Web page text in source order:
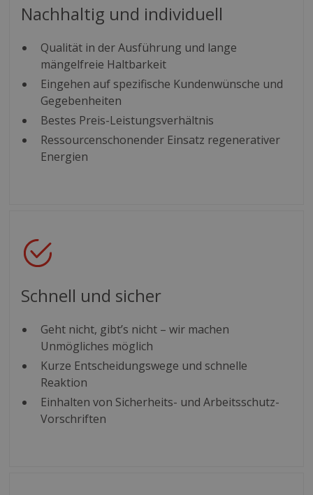
Nachhaltig und individuell
Qualität in der Ausführung und lange
mängelfreie Haltbarkeit
Eingehen auf spezifische Kundenwünsche und
Gegebenheiten
Bestes Preis-Leistungsverhältnis
Ressourcenschonender Einsatz regenerativer
Energien
Schnell und sicher
Geht nicht, gibt’s nicht – wir machen
Unmögliches möglich
Kurze Entscheidungswege und schnelle
Reaktion
Einhalten von Sicherheits- und Arbeitsschutz-
Vorschriften